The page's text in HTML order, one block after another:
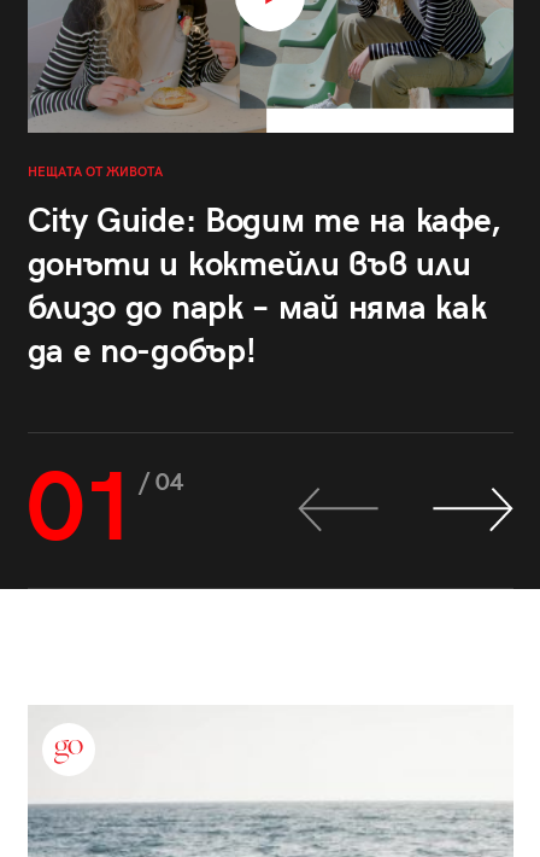
НЕЩАТА ОТ ЖИВОТА
City Guide: Водим те на кафе,
донъти и коктейли във или
близо до парк – май няма как
да е по-добър!
01 / 04